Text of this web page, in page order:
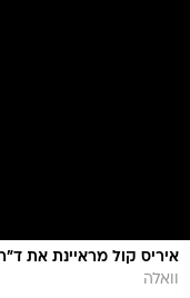
איריס קול מראיינת את ד"ר
וואלה